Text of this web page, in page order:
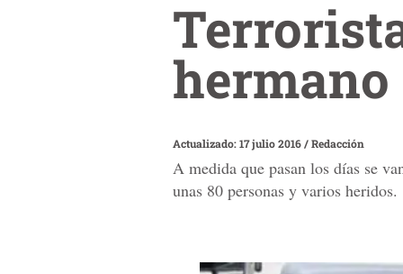
hermano
Actualizado: 17 julio 2016/Redacción
A medida que pasan los días se
unas 80 personas y varios heridos.